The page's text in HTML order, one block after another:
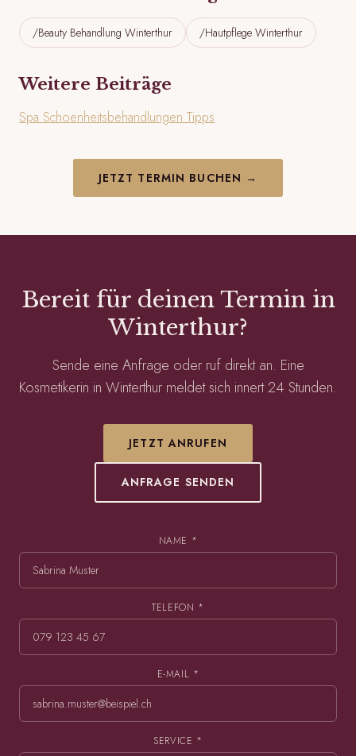
/Beauty Behandlung Winterthur /Hautpflege Winterthur
Weitere Beiträge
Spa Schoenheitsbehandlungen Tipps
JETZT TERMIN BUCHEN →
Bereit für deinen Termin in
Winterthur?
Sende eine Anfrage oder ruf direkt an. Eine
Kosmetikerin in Winterthur meldet sich innert 24 Stunden.
JETZT ANRUFEN
ANFRAGE SENDEN
NAME *
TELEFON *
E-MAIL *
SERVICE *